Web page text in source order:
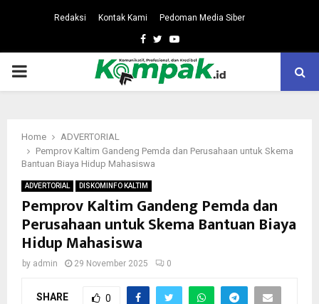
Redaksi Kontak Kami Pedoman Media Siber
Facebook
TwitterYoutube
PRIMARY
Home
ADVERTORIAL
Pemprov Kaltim Gandeng Pemda dan Perusahaan untuk Skema
Bantuan Biaya Hidup Mahasiswa
ADVERTORIAL DISKOMINFO KALTIM
Pemprov Kaltim Gandeng Pemda dan
Perusahaan untuk Skema Bantuan Biaya
Hidup Mahasiswa
by admin 29 November 2025 0
SHARE 0